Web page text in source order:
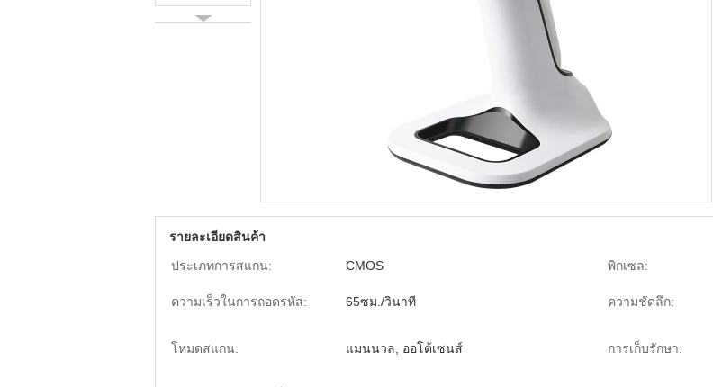
รายละเอียดสินค้า
ประเภทการสแกน:
CMOS พิกเซล:
ความเร็วในการถอดรหัส: 65ซม./วินาที ความชัดลึก:
โหมดสแกน: แมนนวล, ออโต้เซนส์ การเก็บรักษา: